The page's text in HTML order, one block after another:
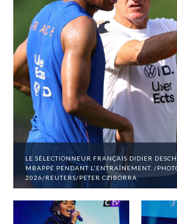
LE SÉLECTIONNEUR FRANÇAIS DIDIER
MBAPPÉ PENDANT L'ENTRAÎNEMENT. /
2026/REUTERS/PETER CZIBORRA